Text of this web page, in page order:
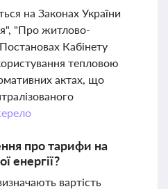
на Законах України
"Про житлово-
Кабінету
тепловою
актах, що
про тарифи на
енергії?
вартість